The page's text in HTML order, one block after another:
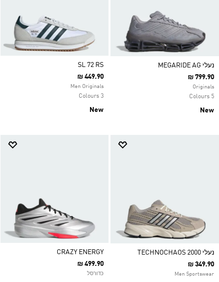
נעלי MEGARIDE AG
₪ 799.90
Originals
5 Colours
New
SL 72 RS
₪ 449.90
Men Originals
3 Colours
New
נעלי TECHNOCHAOS 2000
₪ 349.90
Men Sportswear
CRAZY ENERGY
₪ 499.90
כדורסל